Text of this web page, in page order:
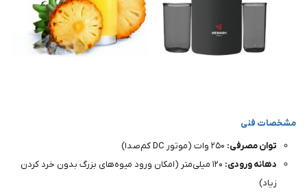
مشخصات فنی
توان مصرفی:
دهانه ورودی:
۱۲۰ میلی‌متر (امکان ورود میوه‌های بزرگ بدون خرد کردن
زیاد)